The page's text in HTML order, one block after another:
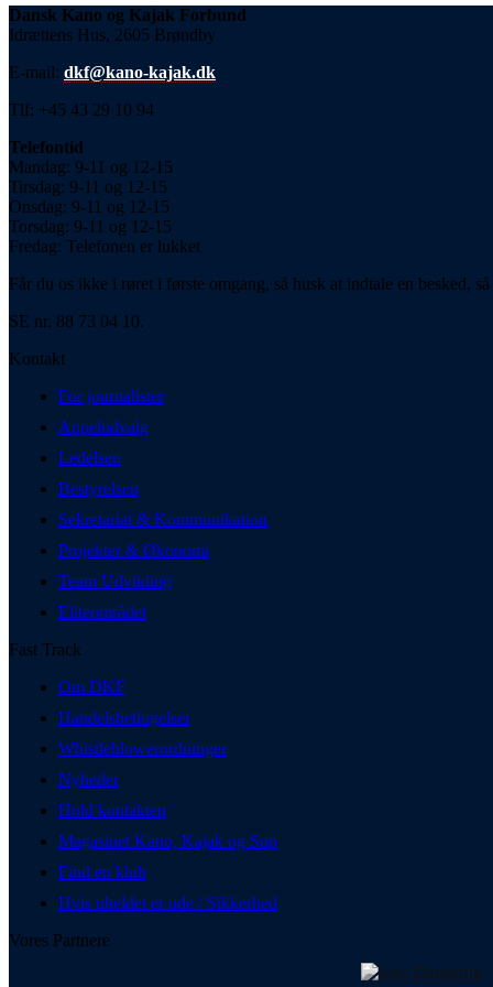
Dansk Kano og Kajak Forbund
Idrættens Hus, 2605 Brøndby
E-mail: dkf@kano-kajak.dk
Tlf: +45 43 29 10 94
Telefontid
Mandag: 9-11 og 12-15
Tirsdag: 9-11 og 12-15
Onsdag: 9-11 og 12-15
Torsdag: 9-11 og 12-15
Fredag: Telefonen er lukket
Får du os ikke i røret i første omgang, så husk at indtale en besked,
SE nr. 88 73 04 10.
Kontakt
For journalister
Appeludvalg
Ledelsen
Bestyrelsen
Sekretariat & Kommunikation
Projekter & Økonomi
Team Udvikling
Eliteområdet
Fast Track
Om DKF
Handelsbetingelser
Whistleblowerordninger
Nyheder
Hold kontakten
Magasinet Kano, Kajak og Sup
Find en klub
Hvis uheldet er ude / Sikkerhed
Vores Partnere